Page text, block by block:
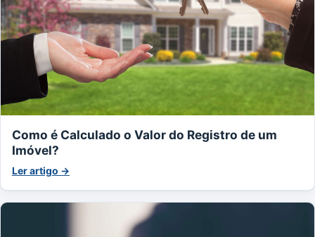
Como é Calculado o Valor do Registro de um
Imóvel?
Ler artigo →